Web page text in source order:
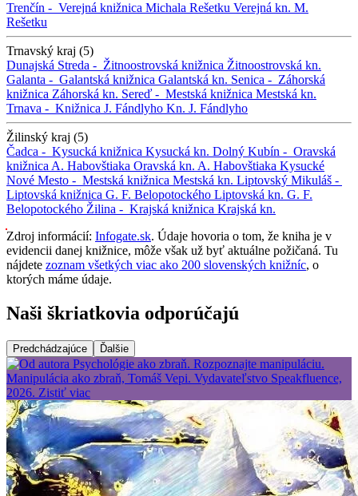
Trenčín - Verejná knižnica Michala Rešetku Verejná kn. M.
Rešetku
Trnavský kraj (5)
Dunajská Streda - Žitnoostrovská knižnica Žitnoostrovská kn.
Galanta - Galantská knižnica Galantská kn. Senica - Záhorská
knižnica Záhorská kn. Sereď - Mestská knižnica Mestská kn.
Trnava - Knižnica J. Fándlyho Kn. J. Fándlyho
Žilinský kraj (5)
Čadca - Kysucká knižnica Kysucká kn. Dolný Kubín - Oravská
knižnica A. Habovštiaka Oravská kn. A. Habovštiaka Kysucké
Nové Mesto - Mestská knižnica Mestská kn. Liptovský Mikuláš -
Liptovská knižnica G. F. Belopotockého Liptovská kn. G. F.
Belopotockého Žilina - Krajská knižnica Krajská kn.
Zdroj informácií: Infogate.sk. Údaje hovoria o tom, že kniha je v
evidencii danej knižnice, môže však už byť aktuálne požičaná. Tu
nájdete zoznam všetkých viac ako 200 slovenských knižníc, o
ktorých máme údaje.
Naši škriatkovia odporúčajú
Predchádzajúce Ďalšie